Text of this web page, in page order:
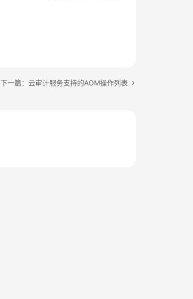
下一篇：云审计服务支持的AOM操作列表